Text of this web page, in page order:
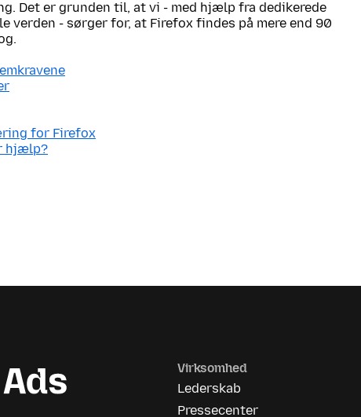
Det er grunden til, at vi - med hjælp fra dedikerede
verden - sørger for, at Firefox findes på mere end 90
for Firefox
hjælp?
Virksomhed
Lederskab
Pressecenter